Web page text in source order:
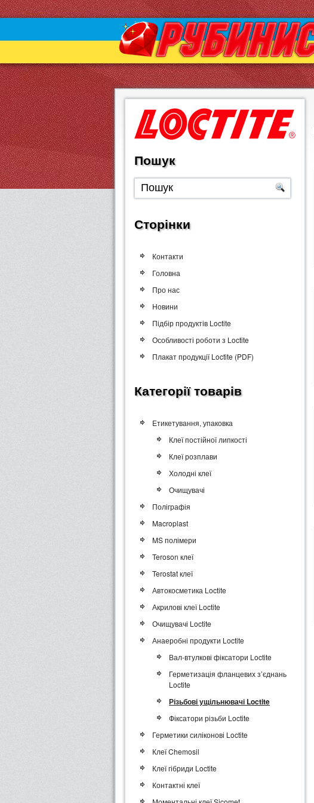
Пошук
Сторінки
Контакти
Головна
Про нас
Новини
Підбір продуктів Loctite
Особливості роботи з Loctite
Плакат продукції Loctite (PDF)
Категорії товарів
Етикетування, упаковка
Клеї постійної липкості
Клеї розплави
Холодні клеї
Очищувачі
Поліграфія
Macroplast
MS полімери
Teroson клеї
Terostat клеї
Автокосметика Loctite
Акрилові клеї Loctite
Очищувачі Loctite
Анаеробні продукти Loctite
Вал-втулкові фіксатори Loctite
Герметизація фланцевих з’єднань
Loctite
Різьбові ущільнювачі Loctite
Фіксатори різьби Loctite
Герметики силіконові Loctite
Клеї Chemosil
Клеї гібриди Loctite
Контактні клеї